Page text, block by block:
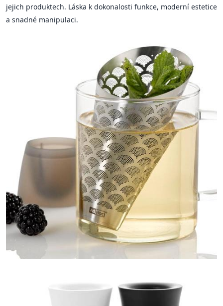
jejich produktech. Láska k dokonalosti funkce, moderní estetice
a snadné manipulaci.